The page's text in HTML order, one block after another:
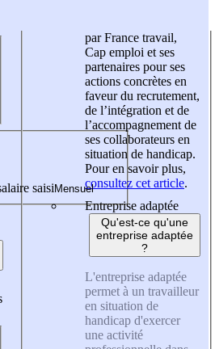
saisi
par France travail,
Cap emploi et ses
partenaires pour ses
actions concrètes en
faveur du recrutement,
de l’intégration et de
l’accompagnement de
ses collaborateurs en
situation de handicap.
Pour en savoir plus,
consultez cet article.
Entreprise adaptée
Qu'est-ce qu'une
entreprise adaptée
?
L'entreprise adaptée
permet à un travailleur
en situation de
handicap d'exercer
une activité